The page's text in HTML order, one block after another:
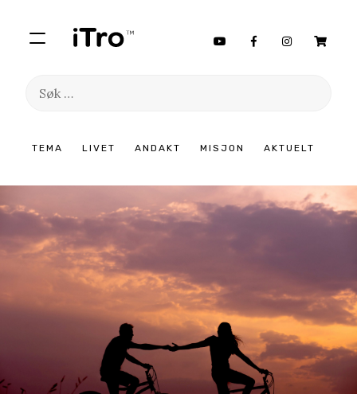
TEMA LIVET ANDAKT MISJON AKTUELT
Søk
innhold